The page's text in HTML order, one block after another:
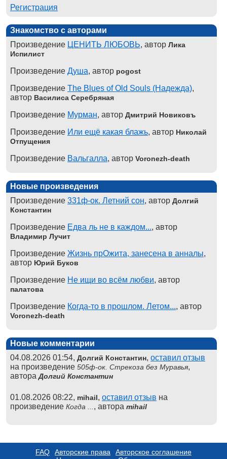
Регистрация
Знакомство с авторами
Произведение ЦЕНИТЬ ЛЮБОВЬ, автор Лика
Испилист
Произведение Душа, автор pogost
Произведение The Blues of Old Souls (Надежда),
автор Василиса Серебряная
Произведение Мурман, автор Дмитрий Новиковъ
Произведение Или ещё какая блажь, автор Николай
Отпущения
Произведение Вальгалла, автор Voronezh-death
Новые произведения
Произведение 331ф-ок. Летний сон, автор Долгий
Константин
Произведение Едва ль не в каждом..., автор
Владимир Лучит
Произведение Жизнь прОжита, занесена в анналы,
автор Юрий Буков
Произведение Не ищи во всём любви, автор
палатова
Произведение Когда-то в прошлом. Летом..., автор
Voronezh-death
Новые комментарии
04.08.2026 01:54, Долгий Константин, оставил отзыв
на произведение 505ф-ок. Стрекоза без Муравья,
автораДолгий Константин
01.08.2026 08:22, mihail, оставил отзыв на
произведение Когда ... , автора mihail
FAQ Авторские права
Авторское соглашение